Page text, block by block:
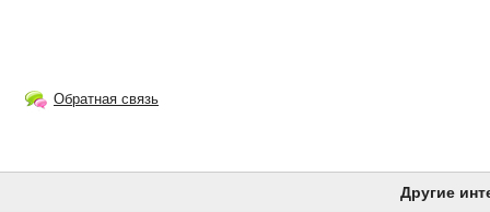
Обратная связь
Другие